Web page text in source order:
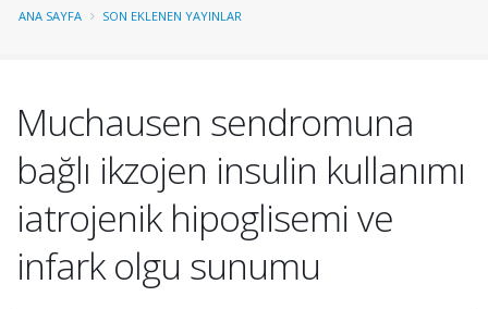
ANA SAYFA SON EKLENEN YAYINLAR
Muchausen sendromuna
bağlı ikzojen insulin kullanımı
iatrojenik hipoglisemi ve
infark olgu sunumu